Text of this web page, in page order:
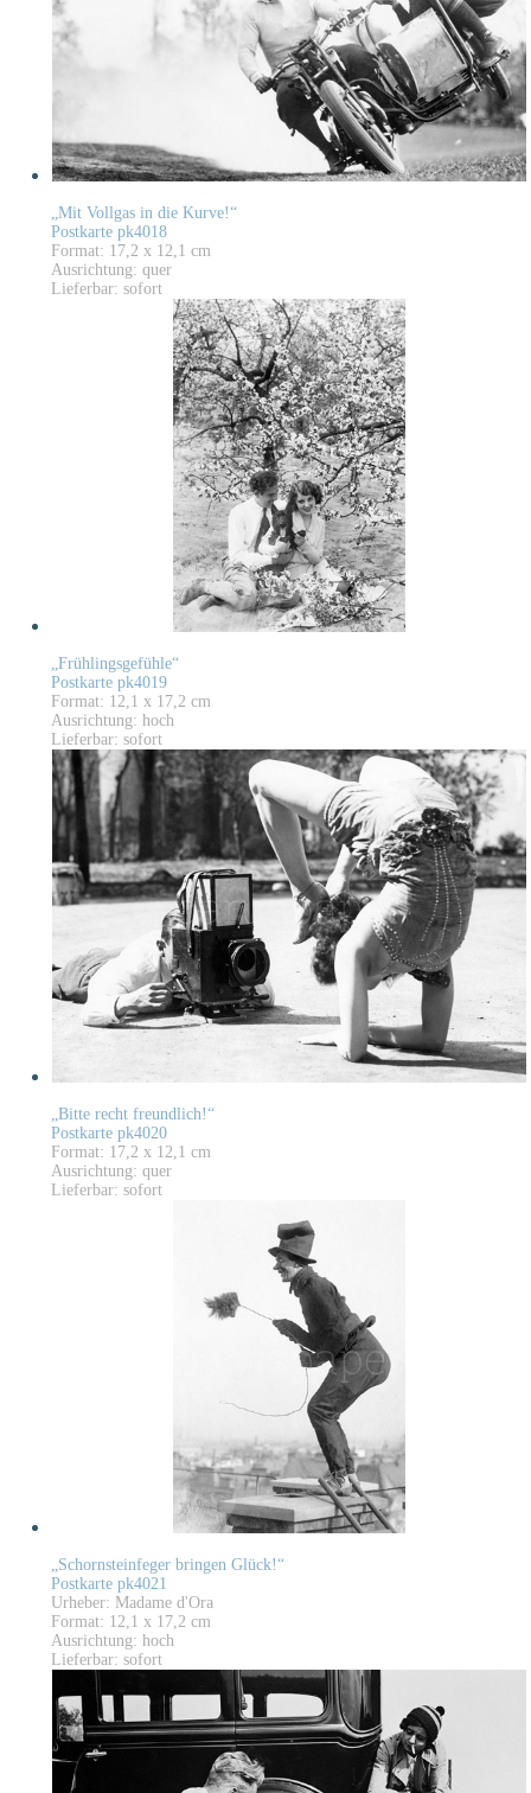
„Mit Vollgas in die Kurve!“
Postkarte pk4018
Format: 17,2 x 12,1 cm
Ausrichtung: quer
Lieferbar: sofort
„Frühlingsgefühle“
Postkarte pk4019
Format: 12,1 x 17,2 cm
Ausrichtung: hoch
Lieferbar: sofort
„Bitte recht freundlich!“
Postkarte pk4020
Format: 17,2 x 12,1 cm
Ausrichtung: quer
Lieferbar: sofort
„Schornsteinfeger bringen Glück!“
Postkarte pk4021
Urheber: Madame d'Ora
Format: 12,1 x 17,2 cm
Ausrichtung: hoch
Lieferbar: sofort